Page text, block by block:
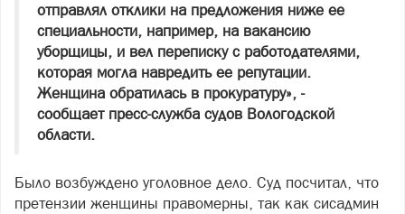
отправлял отклики на предложения ниже ее
специальности, например, на вакансию
уборщицы, и вел переписку с работодателями,
которая могла навредить ее репутации.
Женщина обратилась в прокуратуру», -
сообщает пресс-служба судов Вологодской
области.
Было возбуждено уголовное дело. Суд посчитал, что
претензии женщины правомерны, так как сисадмин